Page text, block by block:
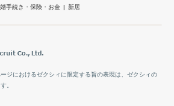
手続き・保険・お金 新居
ジにおけるゼクシィに限定する旨の表現は、ゼクシィの
。